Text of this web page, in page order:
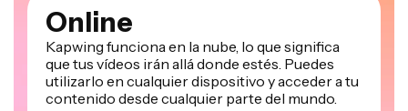
Online
Kapwing funciona en la nube, lo que significa
que tus vídeos irán allá donde estés. Puedes
utilizarlo en cualquier dispositivo y acceder a tu
contenido desde cualquier parte del mundo.